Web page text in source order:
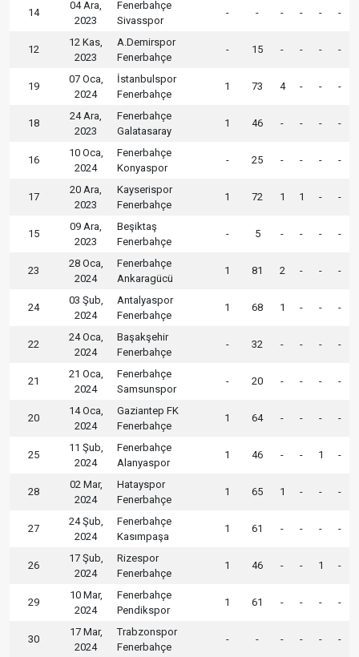
14
04 Ara,
2023
Fenerbahçe
Sivasspor
- - - - - -
12
12 Kas,
2023
A.Demirspor
Fenerbahçe
- 15 - - - -
19
07 Oca,
2024
İstanbulspor
Fenerbahçe
1 73 4 - - -
18
24 Ara,
2023
Fenerbahçe
Galatasaray
1 46 - - - -
16
10 Oca,
2024
Fenerbahçe
Konyaspor
- 25 - - - -
17
20 Ara,
2023
Kayserispor
Fenerbahçe
1 72 1 1 - -
15
09 Ara,
2023
Beşiktaş
Fenerbahçe
- 5 - - - -
23
28 Oca,
2024
Fenerbahçe
Ankaragücü
1 81 2 - - -
24
03 Şub,
2024
Antalyaspor
Fenerbahçe
1 68 1 - - -
22
24 Oca,
2024
Başakşehir
Fenerbahçe
- 32 - - - -
21
21 Oca,
2024
Fenerbahçe
Samsunspor
- 20 - - - -
20
14 Oca,
2024
Gaziantep FK
Fenerbahçe
1 64 - - - -
25
11 Şub,
2024
Fenerbahçe
Alanyaspor
1 46 - - 1 -
28
02 Mar,
2024
Hatayspor
Fenerbahçe
1 65 1 - - -
27
24 Şub,
2024
Fenerbahçe
Kasımpaşa
1 61 - - - -
26
17 Şub,
2024
Rizespor
Fenerbahçe
1 46 - - 1 -
29
10 Mar,
2024
Fenerbahçe
Pendikspor
1 61 - - - -
30
17 Mar,
2024
Trabzonspor
Fenerbahçe
- - - - - -